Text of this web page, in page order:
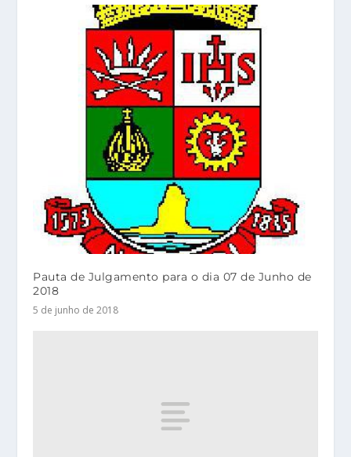
Pauta de Julgamento para o dia 07 de Junho de
2018
5 de junho de 2018